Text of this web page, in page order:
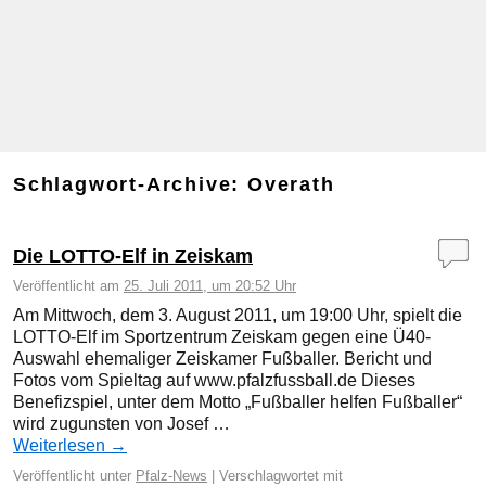
Schlagwort-Archive:Overath
Die LOTTO-Elf in Zeiskam
Veröffentlicht am 25. Juli 2011, um 20:52 Uhr
Am Mittwoch, dem 3. August 2011, um 19:00 Uhr, spielt die
LOTTO-Elf im Sportzentrum Zeiskam gegen eine Ü40-
Auswahl ehemaliger Zeiskamer Fußballer. Bericht und
Fotos vom Spieltag auf www.pfalzfussball.de Dieses
Benefizspiel, unter dem Motto „Fußballer helfen Fußballer“
wird zugunsten von Josef …
Weiterlesen →
Veröffentlicht unter Pfalz-News Verschlagwortet mit